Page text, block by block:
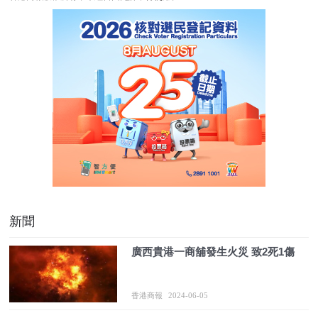
新聞
廣西貴港一商舖發生火災 致2死1傷
香港商報 2024-06-05